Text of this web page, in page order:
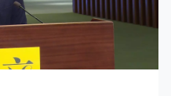
，你要不就不要住。」賴
申請者而設的，租金津貼
法會議員就指必須準備
西（民建聯）鄭泳舜：
一定單位數目開專線，讓